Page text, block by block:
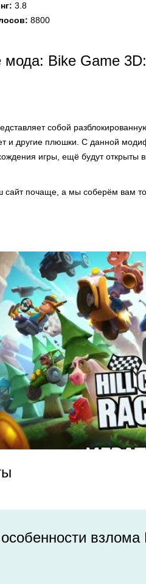
3.8
8800
мода: Bike Game
собой
и другие плюшки. С данной
игры, ещё будут открыты
сайт почаще, а мы соберём вам